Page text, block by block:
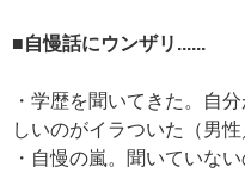
■自慢話にウンザリ......
・学歴を聞いてきた。自
しいのがイラついた（男性
・自慢の嵐。聞いていな